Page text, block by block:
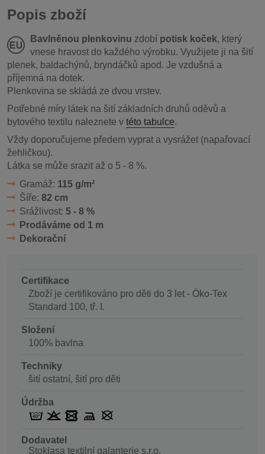
Popis zboží
Bavlněnou plenkovinu zdobí potisk koček, který
vnese hravost do každého výrobku. Využijete ji na šití
plenek, baldachýnů, bryndáčků apod. Je vzdušná a
příjemná na dotek.
Plenkovina se skládá ze dvou vrstev.
Potřebné míry látek na šití základních druhů oděvů a
bytového textilu naleznete v této tabulce.
Vždy doporučujeme předem vyprat a vysrážet (napařovací
žehličkou).
Látka se může srazit až o 5 - 8 %.
Gramáž: 115 g/m²
Šíře: 82 cm
Srážlivost: 5 - 8 %
Prodáváme od 1 m
Dekorační
Certifikace
Zboží je certifikováno pro děti do 3 let - Öko-Tex
Standard 100, tř. I.
Složení
100% bavlna
Techniky
šití ostatní, šití pro děti
Údržba
Dodavatel
Stoklasa textilní galanterie s.r.o.